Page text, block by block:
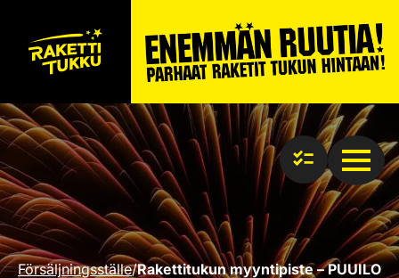
Försäljningsställe/Rakettitukun myyntipiste – PUUILO